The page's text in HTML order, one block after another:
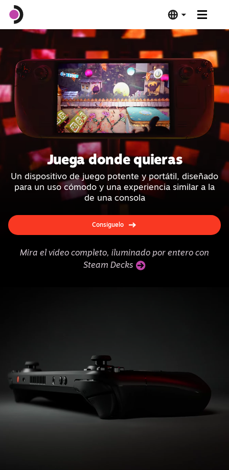
Steam Deck LCD
Estación de conexión
Software
Deck Verified
Especificaciones técnicas
Comprar ahora
Juega donde quieras
Un dispositivo de juego potente y portátil, diseñado
para un uso cómodo y una experiencia similar a la
de una consola
Consíguelo
Mira el vídeo completo, iluminado por entero con
Steam Decks